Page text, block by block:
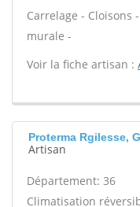
Carrelage - Cloisons
murale -
Voir la fiche artisan :
Proterma Rgilesse,
Artisan
Département: 36
Climatisation